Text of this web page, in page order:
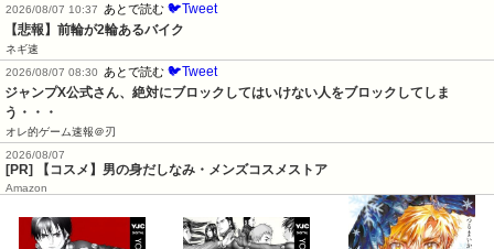
2026/08/07 10:37
あとで読む 🐦Tweet
【悲報】前輪が2輪あるバイク
ネギ速
2026/08/07 08:30
あとで読む 🐦Tweet
ジャンプX公式さん、絶対にブロックしてはいけない人をブロックしてしま
う・・・
オレ的ゲーム速報＠刃
2026/08/07
[PR] 【コスメ】男の身だしなみ・メンズコスメストア
Amazon